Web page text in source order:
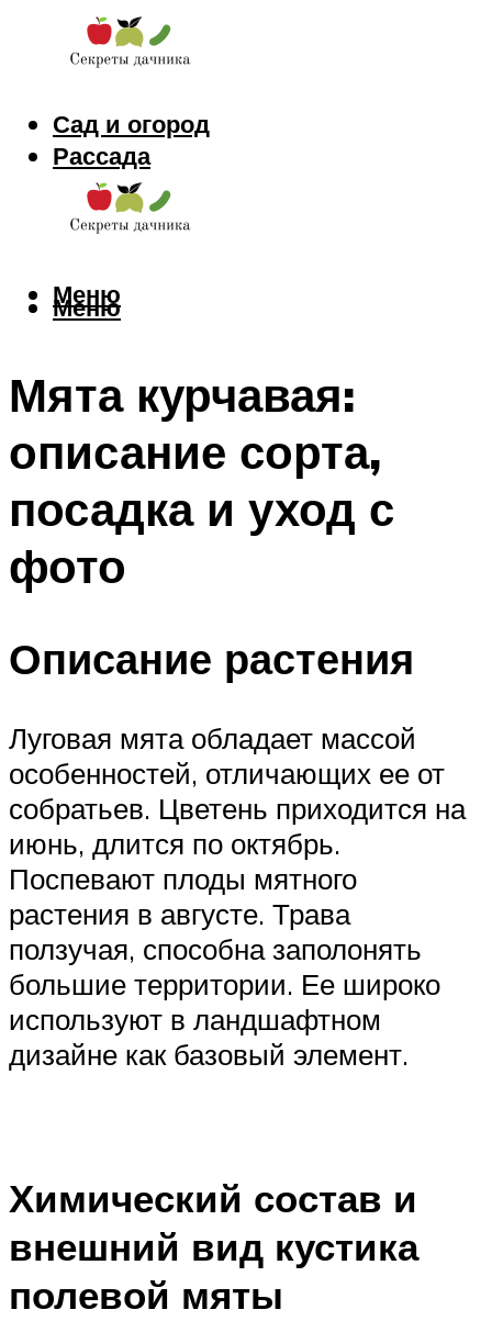
Сад и огород
Рассада
Цветы
Заготовки
Меню
Меню
Мята курчавая:
описание сорта,
посадка и уход с
фото
Описание растения
Луговая мята обладает массой
особенностей, отличающих ее от
собратьев. Цветень приходится на
июнь, длится по октябрь.
Поспевают плоды мятного
растения в августе. Трава
ползучая, способна заполонять
большие территории. Ее широко
используют в ландшафтном
дизайне как базовый элемент.
Химический состав и
внешний вид кустика
полевой мяты